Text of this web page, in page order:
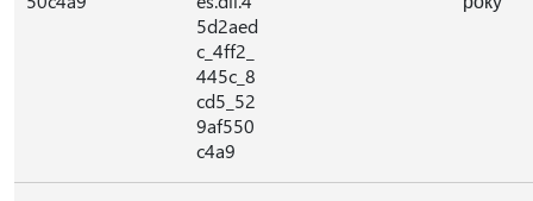
5d2aed
c_4ff2_
445c_8
cd5_52
9af550
c4a9